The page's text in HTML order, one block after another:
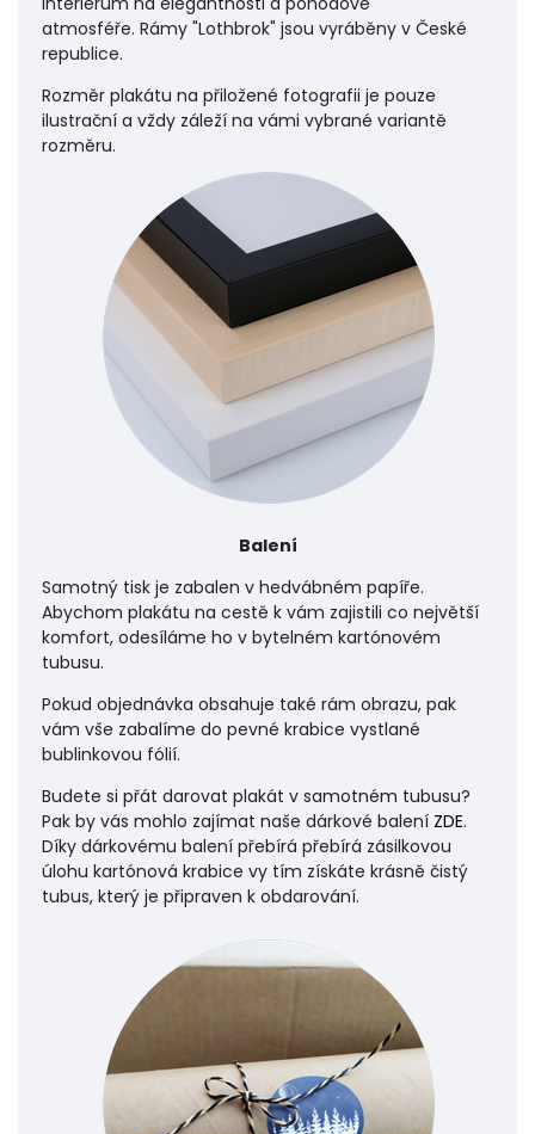
atmosféře. Rámy "Lothbrok" jsou vyráběny v České
republice.
Rozměr plakátu na přiložené fotografii je pouze
ilustrační a vždy záleží na vámi vybrané variantě
rozměru.
Balení
Samotný tisk je zabalen v hedvábném papíře.
Abychom plakátu na cestě k vám zajistili co největší
komfort, odesíláme ho v bytelném kartónovém
tubusu.
Pokud objednávka obsahuje také rám obrazu, pak
vám vše zabalíme do pevné krabice vystlané
bublinkovou fólií.
Budete si přát darovat plakát v samotném tubusu?
Pak by vás mohlo zajímat naše dárkové balení ZDE.
Díky dárkovému balení přebírá přebírá zásilkovou
úlohu kartónová krabice vy tím získáte krásně čistý
tubus, který je připraven k obdarování.